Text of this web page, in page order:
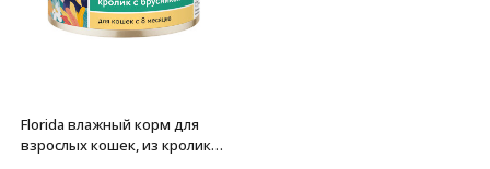
Florida влажный корм для
взрослых кошек, из кролика